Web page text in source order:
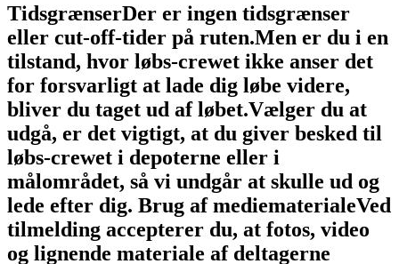
TidsgrænserDer er ingen tidsgrænser
eller cut-off-tider på ruten.Men er du i en
tilstand, hvor løbs-crewet ikke anser det
for forsvarligt at lade dig løbe videre,
bliver du taget ud af løbet.Vælger du at
udgå, er det vigtigt, at du giver besked til
løbs-crewet i depoterne eller i
målområdet, så vi undgår at skulle ud og
lede efter dig. Brug af mediematerialeVed
tilmelding accepterer du, at fotos, video
og lignende materiale af deltagerne